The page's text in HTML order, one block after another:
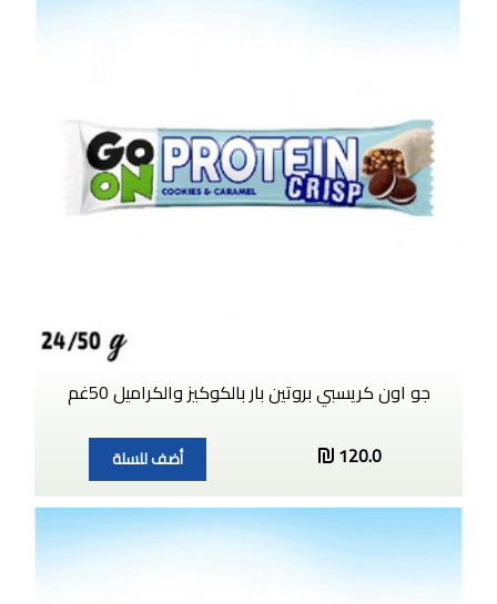
جو اون كريسبي بروتين بار بالكوكيز والكراميل 50غم
120.0
أضف للسلة